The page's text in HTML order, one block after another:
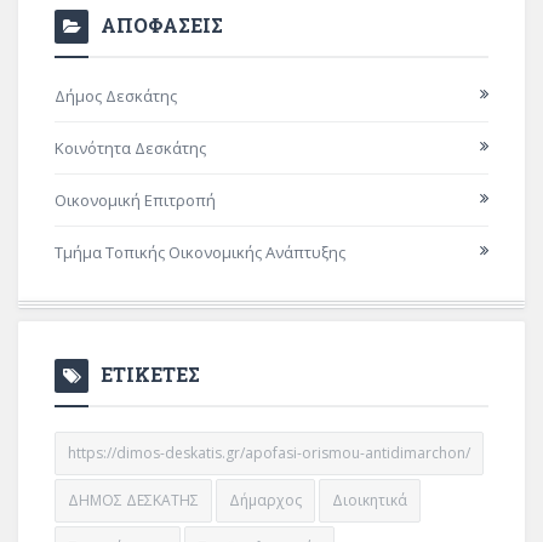
ΑΠΟΦΑΣΕΙΣ
Δήμος Δεσκάτης
Κοινότητα Δεσκάτης
Οικονομική Επιτροπή
Τμήμα Τοπικής Οικονομικής Ανάπτυξης
ΕΤΙΚΕΤΕΣ
https://dimos-deskatis.gr/apofasi-orismou-antidimarchon/
ΔΗΜΟΣ ΔΕΣΚΑΤΗΣ Δήμαρχος Διοικητικά